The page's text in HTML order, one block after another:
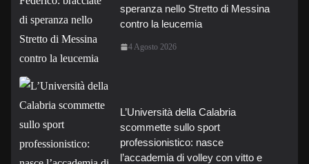
speranza nello Stretto di Messina
contro la leucemia
4 Agosto 2026
L’Università della Calabria
scommette sullo sport
professionistico: nasce
l’accademia di volley con vitto e